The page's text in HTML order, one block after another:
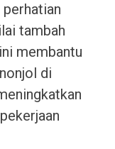
tambah
membantu
di